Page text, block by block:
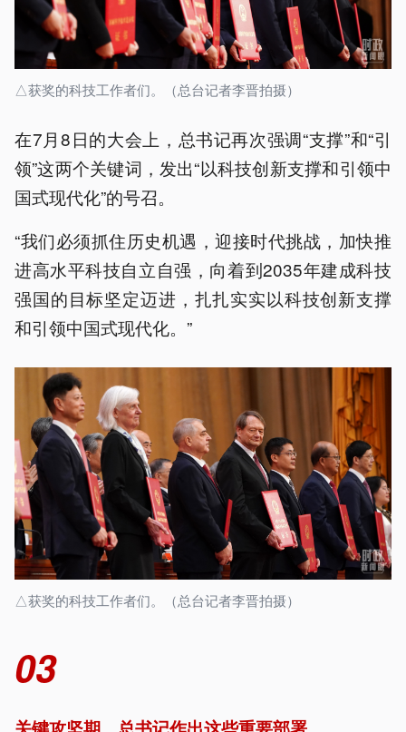
△获奖的科技工作者们。（总台记者李晋拍摄）
在7月8日的大会上，总书记再次强调“支撑”和“引
领”这两个关键词，发出“以科技创新支撑和引领中
国式现代化”的号召。
“我们必须抓住历史机遇，迎接时代挑战，加快推
进高水平科技自立自强，向着到2035年建成科技
强国的目标坚定迈进，扎扎实实以科技创新支撑
和引领中国式现代化。”
△获奖的科技工作者们。（总台记者李晋拍摄）
03